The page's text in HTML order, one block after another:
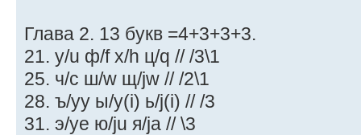
Глава 2. 13 букв =4+3+3+3.
21. у/u ф/f х/h ц/q // /3\1
25. ч/c ш/w щ/jw // /2\1
28. ъ/yy ы/y(i) ь/j(i) // /3
31. э/ye ю/ju я/ja // \3